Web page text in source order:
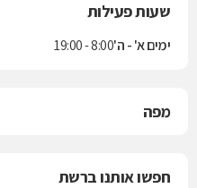
שעות פעילות
ימים א' - ה'8:00 - 19:00
מפה
חפשו אותנו ברשת